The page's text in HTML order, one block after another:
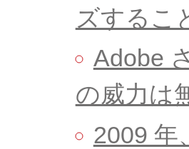
ズするこ
Adobe
の威力は
2009 年